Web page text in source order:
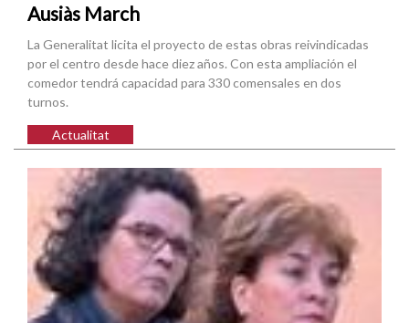
Ausiàs March
La Generalitat licita el proyecto de estas obras reivindicadas
por el centro desde hace diez años. Con esta ampliación el
comedor tendrá capacidad para 330 comensales en dos
turnos.
Actualitat